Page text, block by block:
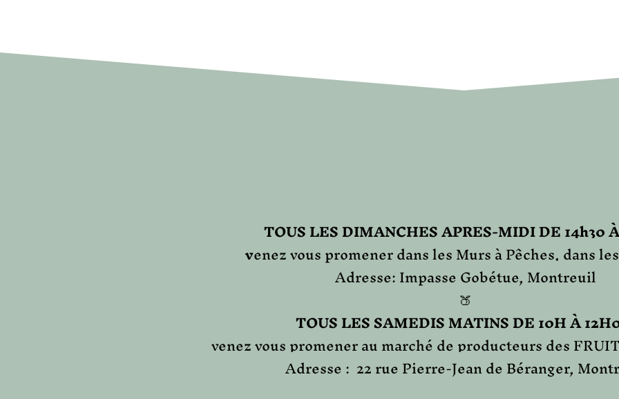
TOUSLES DIMANCHES APRES-MIDI DE14h30
venez vous promener dans les Murs à Pêches, dans
Adresse: Impasse Gobétue, Montreuil
🍑​
TOUS LES SAMEDIS MATINS DE 10H À
venez vous promener au marché de producteurs des
Adresse : 22 rue Pierre-Jean de Béranger,